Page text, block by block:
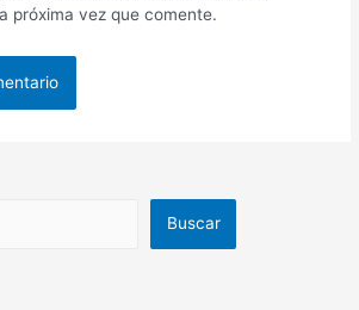
próxima vez que comente.
Buscar